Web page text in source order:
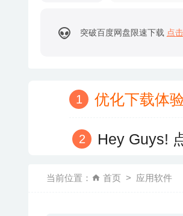
突破百度网盘限速下载 点
优化下载体
Hey Guys!
当前位置： 首页 应用软件